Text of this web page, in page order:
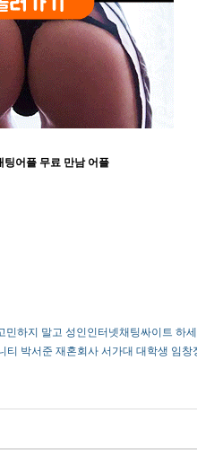
팅어플 무료 만남 어플
민하지 말고 성인인터넷채팅싸이트 하
티 박서준 재혼회사 서가대 대­학­생 임창